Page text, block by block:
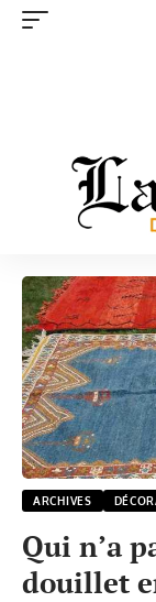
ARCHIVES
Qui n’a
douillet